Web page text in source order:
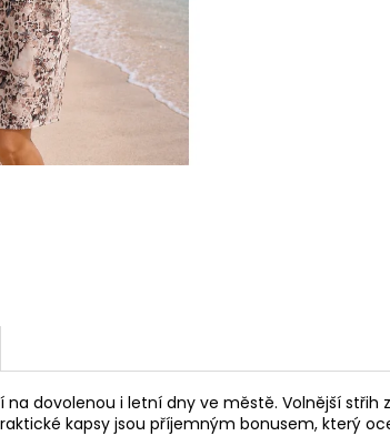
na dovolenou i letní dny ve městě. Volnější
kapsy jsou příjemným bonusem, který
ŠATY TOFI
1 880 Kč